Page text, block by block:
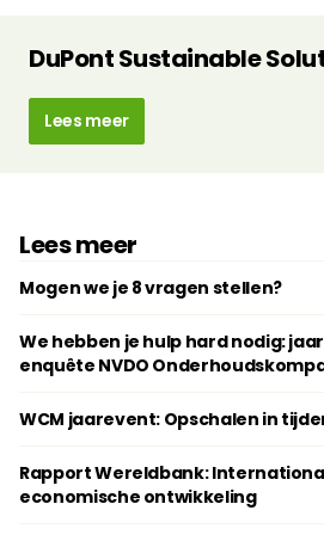
DuPont Sustainable
Lees meer
Lees meer
Mogen we je 8 vragen stellen?
We hebben je hulp hard nodig:
enquête NVDO
WCM jaarevent: Opschalen in
Rapport Wereldbank:
economische ontwikkeling